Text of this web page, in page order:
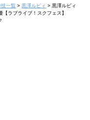
一覧 >黒澤ルビィ >黒澤ルビィ
ラブライブ！スクフェス】